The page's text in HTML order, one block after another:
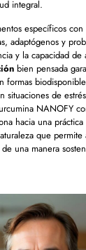
integral.
específicos
adaptógenos y
y la capacidad de
bien pensada
formas
situaciones de
NANOFY
hacia una
que permite
una manera